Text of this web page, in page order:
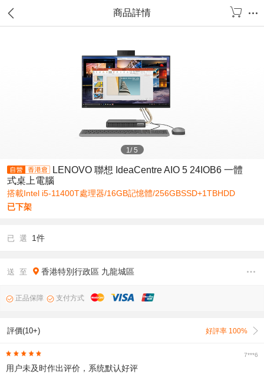
商品詳情
1/5
LENOVO 聯想 IdeaCentre AIO 5 24IOB6 一體
式桌上電腦
搭載Intel i5-11400T處理器/16GB記憶體/256GBSSD+1TBHDD
已下架
已 選 1件
送 至 香港特別行政區 九龍城區
正品保障 支付方式
評價(10+) 好評率 100%
7***6
用户未及时作出评价，系统默认好评